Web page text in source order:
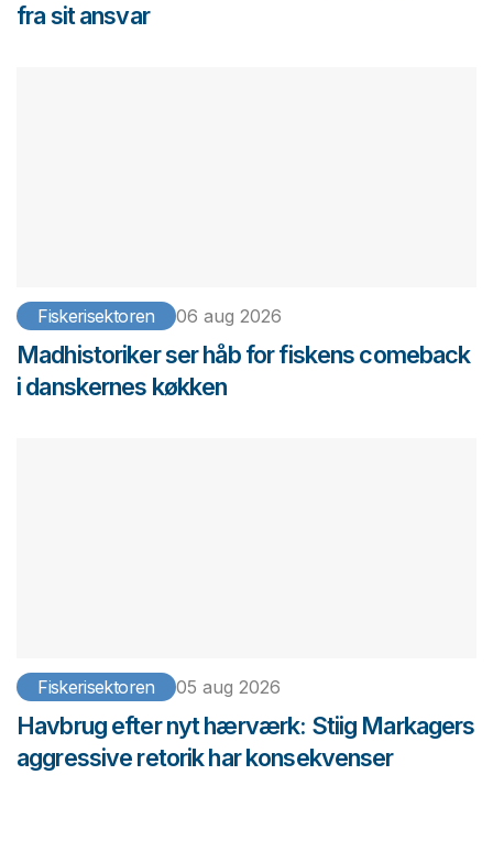
fra sit ansvar
Fiskerisektoren 06 aug 2026
Madhistoriker ser håb for fiskens comeback
i danskernes køkken
Fiskerisektoren 05 aug 2026
Havbrug efter nyt hærværk: Stiig Markagers
aggressive retorik har konsekvenser